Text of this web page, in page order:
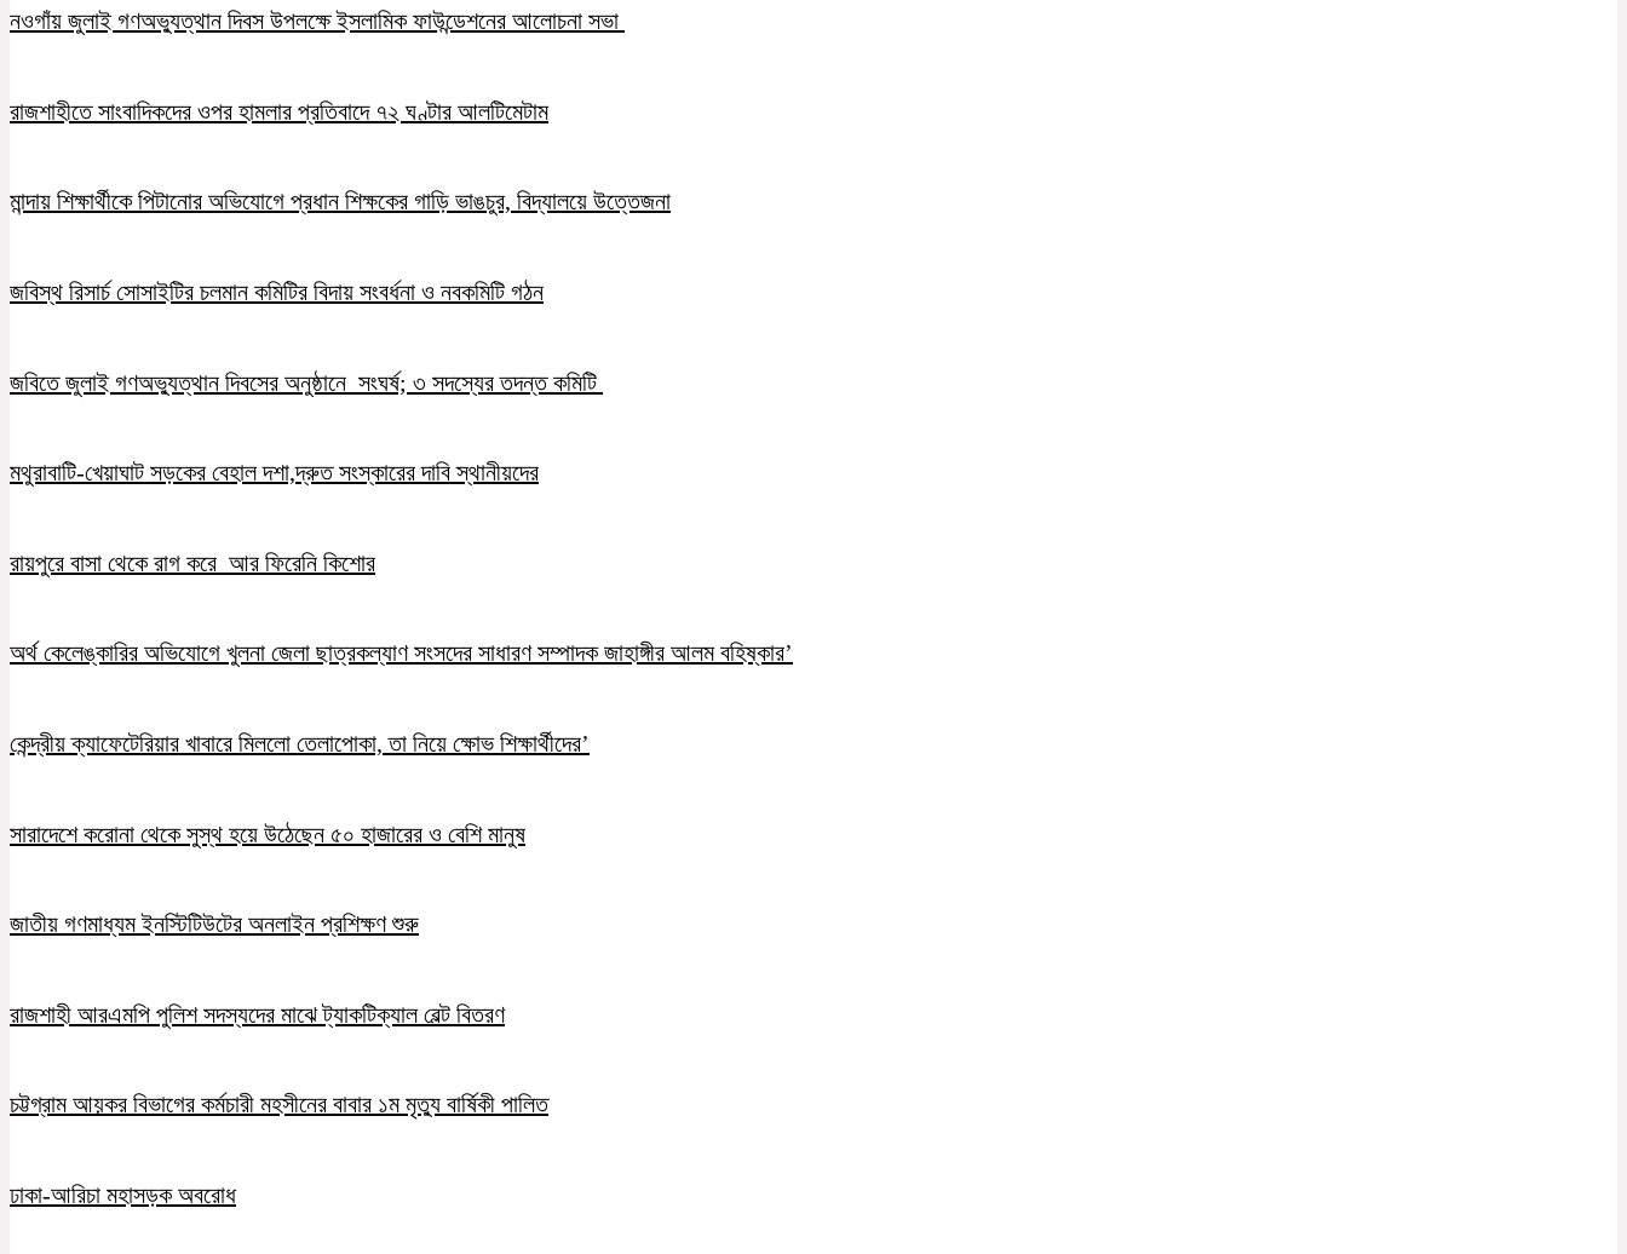
নওগাঁয় জুলাই গণঅভ্যুত্থান দিবস উপলক্ষে ইসলামিক ফাউন্ডেশনের আলোচনা সভা
রাজশাহীতে সাংবাদিকদের ওপর হামলার প্রতিবাদে ৭২ ঘণ্টার আলটিমেটাম
মান্দায় শিক্ষার্থীকে পিটানোর অভিযোগে প্রধান শিক্ষকের গাড়ি ভাঙচুর, বিদ্যালয়ে উত্তেজনা
জবিস্থ রিসার্চ সোসাইটির চলমান কমিটির বিদায় সংবর্ধনা ও নবকমিটি গঠন
জবিতে জুলাই গণঅভ্যুত্থান দিবসের অনুষ্ঠানে সংঘর্ষ; ৩ সদস্যের তদন্ত কমিটি
মথুরাবাটি-খেয়াঘাট সড়কের বেহাল দশা,দ্রুত সংস্কারের দাবি স্থানীয়দের
রায়পুরে বাসা থেকে রাগ করে আর ফিরেনি কিশোর
অর্থ কেলেঙ্কারির অভিযোগে খুলনা জেলা ছাত্রকল্যাণ সংসদের সাধারণ সম্পাদক জাহাঙ্গীর আলম বহিষ্কার’
কেন্দ্রীয় ক্যাফেটেরিয়ার খাবারে মিললো তেলাপোকা, তা নিয়ে ক্ষোভ শিক্ষার্থীদের’
সারাদেশে করোনা থেকে সুস্থ হয়ে উঠেছেন ৫০ হাজারের ও বেশি মানুষ
জাতীয় গণমাধ্যম ইনস্টিটিউটের অনলাইন প্রশিক্ষণ শুরু
রাজশাহী আরএমপি পুলিশ সদস্যদের মাঝে ট্যাকটিক্যাল বেল্ট বিতরণ
চট্টগ্রাম আয়কর বিভাগের কর্মচারী মহসীনের বাবার ১ম মৃত্যু বার্ষিকী পালিত
ঢাকা-আরিচা মহাসড়ক অবরোধ